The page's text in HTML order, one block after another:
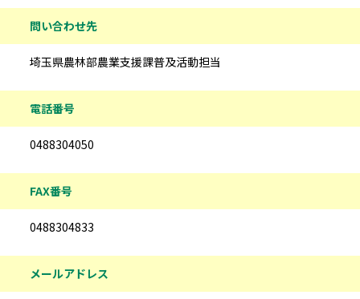
問い合わせ先
埼玉県農林部農業支援課普及活動担当
電話番号
0488304050
FAX番号
0488304833
メールアドレス